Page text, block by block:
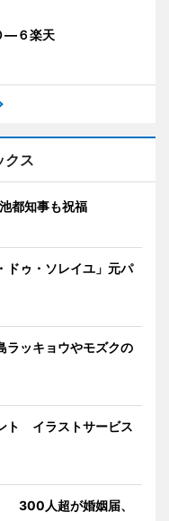
―６楽天
クス
都知事も祝福
ゥ・ソレイユ」元パ
ッキョウやモズクの
ト イラストサービス
300人超が婚姻届、